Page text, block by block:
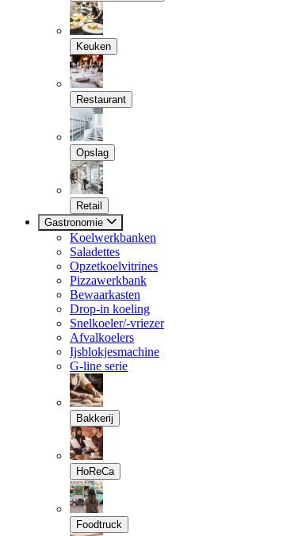
Keuken
Restaurant
Opslag
Retail
Gastronomie
Koelwerkbanken
Saladettes
Opzetkoelvitrines
Pizzawerkbank
Bewaarkasten
Drop-in koeling
Snelkoeler/-vriezer
Afvalkoelers
Ijsblokjesmachine
G-line serie
Bakkerij
HoReCa
Foodtruck